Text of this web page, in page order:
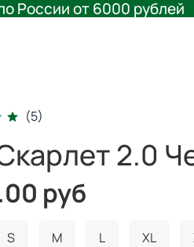
России от 6000 рублей
(5)
2.0
руб
S M L XL